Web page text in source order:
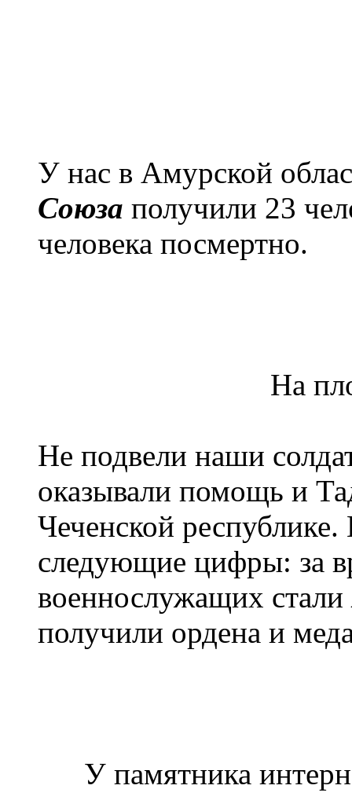
У нас в Амурской
Союза получили 23
человека посмертно.
На
Не подвели наши
оказывали помощь и
Чеченской
следующие цифры: за
военнослужащих стали
получили ордена и
У памятника